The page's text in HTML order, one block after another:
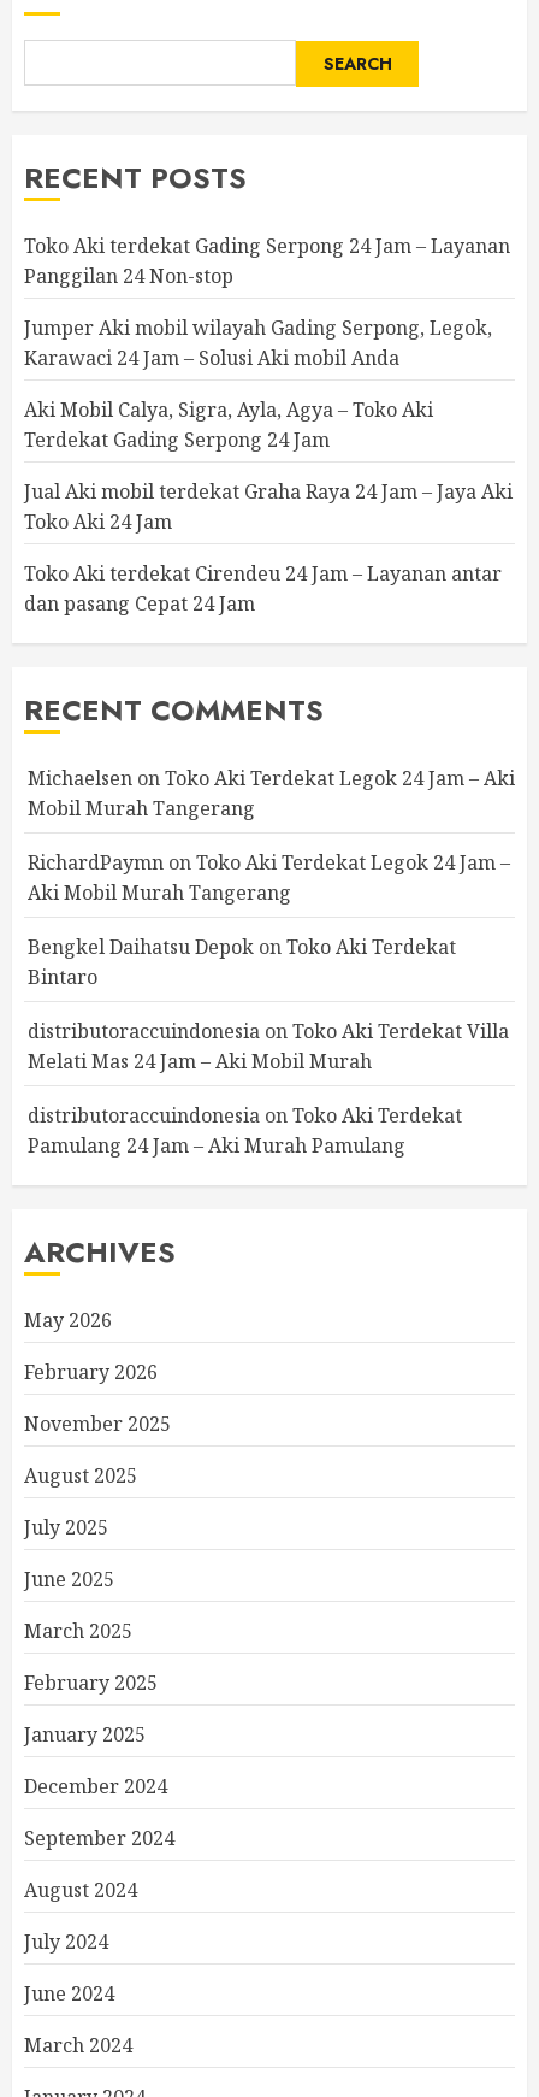
SEARCH
RECENT POSTS
Toko Aki terdekat Gading Serpong 24 Jam – Layanan
Panggilan 24 Non-stop
Jumper Aki mobil wilayah Gading Serpong, Legok,
Karawaci 24 Jam – Solusi Aki mobil Anda
Aki Mobil Calya, Sigra, Ayla, Agya – Toko Aki
Terdekat Gading Serpong 24 Jam
Jual Aki mobil terdekat Graha Raya 24 Jam – Jaya Aki
Toko Aki 24 Jam
Toko Aki terdekat Cirendeu 24 Jam – Layanan antar
dan pasang Cepat 24 Jam
RECENT COMMENTS
Michaelsen onToko Aki Terdekat Legok 24 Jam – Aki
Mobil Murah Tangerang
RichardPaymn onToko Aki Terdekat Legok 24 Jam –
Aki Mobil Murah Tangerang
Bengkel Daihatsu Depok onToko Aki Terdekat
Bintaro
distributoraccuindonesia onToko Aki Terdekat Villa
Melati Mas 24 Jam – Aki Mobil Murah
distributoraccuindonesia onToko Aki Terdekat
Pamulang 24 Jam – Aki Murah Pamulang
ARCHIVES
May 2026
February 2026
November 2025
August 2025
July 2025
June 2025
March 2025
February 2025
January 2025
December 2024
September 2024
August 2024
July 2024
June 2024
March 2024